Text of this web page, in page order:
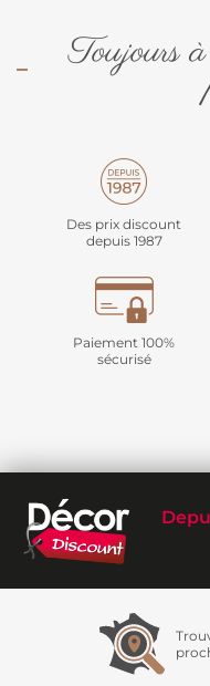
Toujours à
Des prix discount
depuis 1987
Paiement 100%
sécurisé